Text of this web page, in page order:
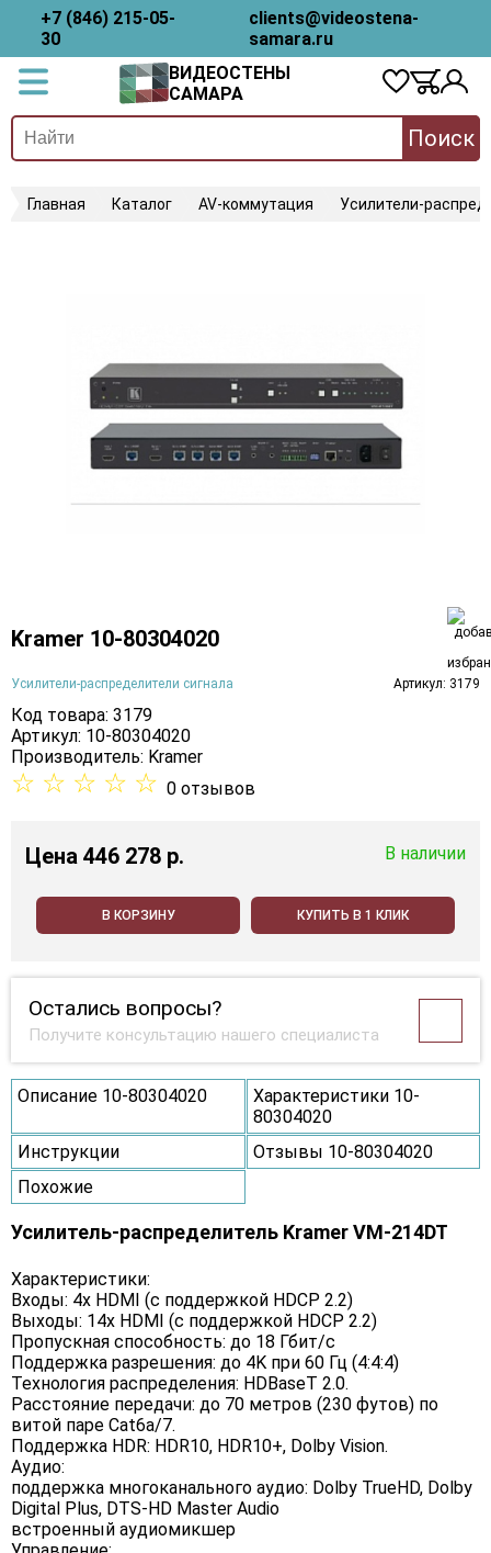
+7 (846) 215-05-
30
clients@videostena-
samara.ru
ВИДЕОСТЕНЫ
САМАРА
Поиск
Главная Каталог AV-коммутация Усилители-
Kramer 10-80304020
Усилители-распределители сигнала Артикул: 3179
Код товара: 3179
Артикул: 10-80304020
Производитель: Kramer
☆ ☆ ☆ ☆ ☆ 0 отзывов
Цена 446 278 p. В наличии
В КОРЗИНУ КУПИТЬ В 1 КЛИК
Остались вопросы?
Получите консультацию нашего специалиста
Описание 10-80304020
Характеристики 10-
80304020
Инструкции
Отзывы 10-80304020
Похожие
Усилитель-распределитель Kramer VM-214DT
Характеристики:
Входы: 4x HDMI (с поддержкой HDCP 2.2)
Выходы: 14x HDMI (с поддержкой HDCP 2.2)
Пропускная способность: до 18 Гбит/с
Поддержка разрешения: до 4K при 60 Гц (4:4:4)
Технология распределения: HDBaseT 2.0.
Расстояние передачи: до 70 метров (230 футов) по
витой паре Cat6a/7.
Поддержка HDR: HDR10, HDR10+, Dolby Vision.
Аудио:
поддержка многоканального аудио: Dolby TrueHD, Dolby
Digital Plus, DTS-HD Master Audio
встроенный аудиомикшер